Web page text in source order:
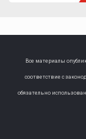
Все материалы
соответствие с
обязательно